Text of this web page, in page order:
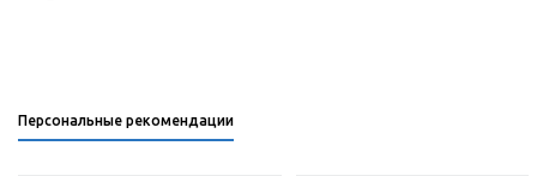
Персональные рекомендации